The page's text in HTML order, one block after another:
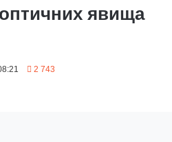
явища
2 743